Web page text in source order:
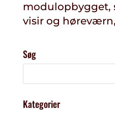
modulopbygget,
visir og høreværn,
Søg
Kategorier